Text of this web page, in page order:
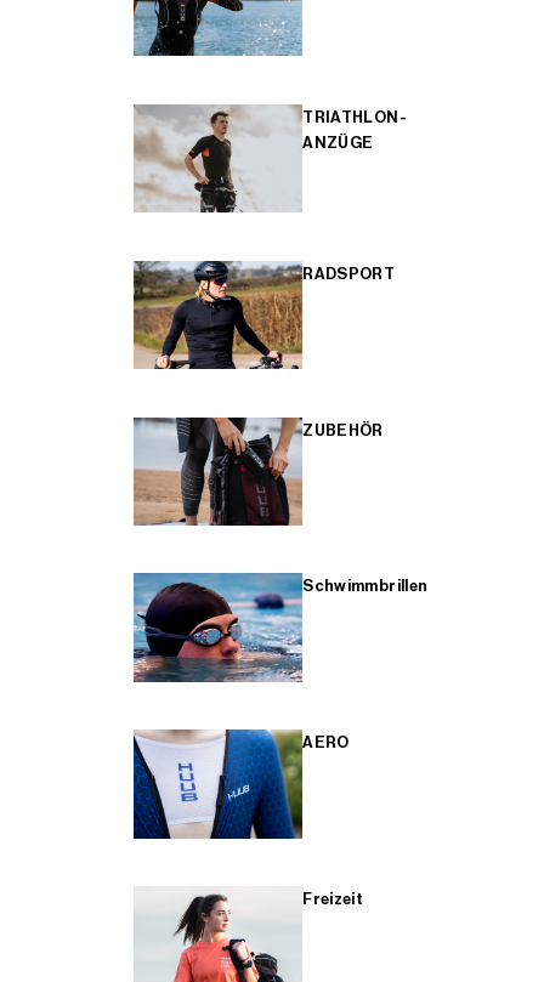
TRIATHLON-
ANZÜGE
RADSPORT
ZUBEHÖR
Schwimmbrillen
AERO
Freizeit